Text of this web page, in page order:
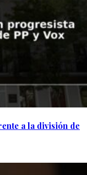
a la división de